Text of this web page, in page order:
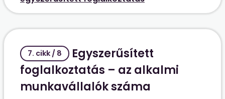
7. cikk / 8
Egyszerűsített
foglalkoztatás – az alkalmi
munkavállalók száma